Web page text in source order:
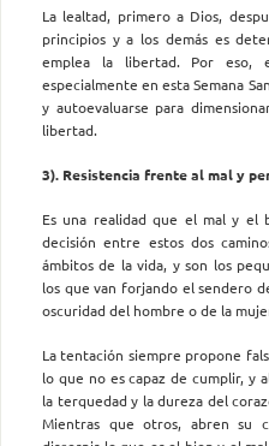
La lealtad, primero a Dios,
principios y a los demás es
emplea la libertad. Por eso,
especialmente en esta Semana
y autoevaluarse para
libertad.
3). Resistencia frente al mal y
Es una realidad que el mal y el
decisión entre estos dos
ámbitos de la vida, y son los
los que van forjando el sendero
oscuridad del hombre o de la
La tentación siempre propone
lo que no es capaz de cumplir, y
la terquedad y la dureza del
Mientras que otros, abren su